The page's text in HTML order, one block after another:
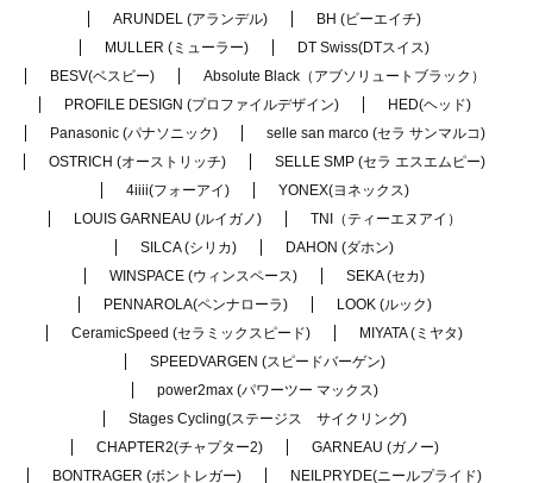
ARUNDEL (アランデル)
BH (ビーエイチ)
MULLER (ミューラー)
DT Swiss(DTスイス)
BESV(ベスビー)
Absolute Black（アブソリュートブラック）
PROFILE DESIGN (プロファイルデザイン)
HED(ヘッド)
Panasonic (パナソニック)
selle san marco (セラ サンマルコ)
OSTRICH (オーストリッチ)
SELLE SMP (セラ エスエムピー)
4iiii(フォーアイ)
YONEX(ヨネックス)
LOUIS GARNEAU (ルイガノ)
TNI（ティーエヌアイ）
SILCA (シリカ)
DAHON (ダホン)
WINSPACE (ウィンスペース)
SEKA (セカ)
PENNAROLA(ペンナローラ)
LOOK (ルック)
CeramicSpeed (セラミックスピード)
MIYATA (ミヤタ)
SPEEDVARGEN (スピードバーゲン)
power2max (パワーツー マックス)
Stages Cycling(ステージス サイクリング)
CHAPTER2(チャプター2)
GARNEAU (ガノー)
BONTRAGER (ボントレガー)
NEILPRYDE(ニールプライド)